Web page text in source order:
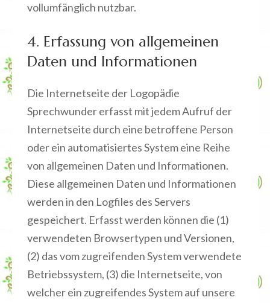
vollumfänglich nutzbar.
4. Erfassung von allgemeinen
Daten und Informationen
Die Internetseite der Logopädie
Sprechwunder erfasst mit jedem Aufruf der
Internetseite durch eine betroffene Person
oder ein automatisiertes System eine Reihe
von allgemeinen Daten und Informationen.
Diese allgemeinen Daten und Informationen
werden in den Logfiles des Servers
gespeichert. Erfasst werden können die (1)
verwendeten Browsertypen und Versionen,
(2) das vom zugreifenden System verwendete
Betriebssystem, (3) die Internetseite, von
welcher ein zugreifendes System auf unsere